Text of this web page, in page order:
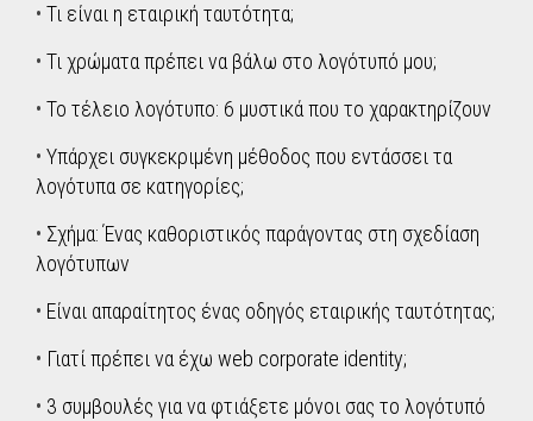
• Τι είναι η εταιρική ταυτότητα;
• Τι χρώματα πρέπει να βάλω στο λογότυπό μου;
• Το τέλειο λογότυπο: 6 μυστικά που το χαρακτηρίζουν
• Υπάρχει συγκεκριμένη μέθοδος που εντάσσει τα
λογότυπα σε κατηγορίες;
• Σχήμα: Ένας καθοριστικός παράγοντας στη σχεδίαση
λογότυπων
• Είναι απαραίτητος ένας οδηγός εταιρικής ταυτότητας;
• Γιατί πρέπει να έχω web corporate identity;
• 3 συμβουλές για να φτιάξετε μόνοι σας το λογότυπό